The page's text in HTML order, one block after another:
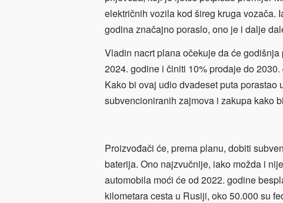
električnih vozila kod šireg kruga vozača.
godina značajno poraslo, ono je i dalje
Vladin nacrt plana očekuje da će
2024. godine i činiti 10% prodaje do
Kako bi ovaj udio dvadeset puta
subvencioniranih zajmova i zakupa kako
Proizvođači će, prema planu, dobiti
baterija. Ono najzvučnije, iako možda i
automobila moći će od 2022. godine
kilometara cesta u Rusiji, oko 50.000 su